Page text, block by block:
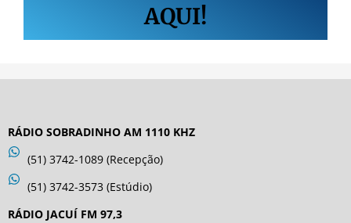
AQUI!
RÁDIO SOBRADINHO AM 1110 KHZ
(51) 3742-1089 (Recepção)
(51) 3742-3573 (Estúdio)
RÁDIO JACUÍ FM 97,3